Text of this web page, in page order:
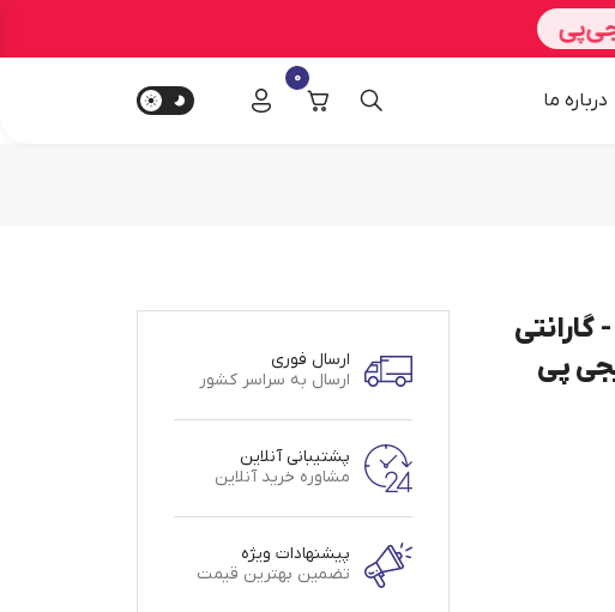
درباره‌ ما
0
آسیاب قهوه لواک مدل N900 - گارانتی
ارسال فوری
ارسال به سراسر کشور
پشتیبانی آنلاین
مشاوره خرید آنلاین
پیشنهادات ویژه
تضمین بهترین قیمت